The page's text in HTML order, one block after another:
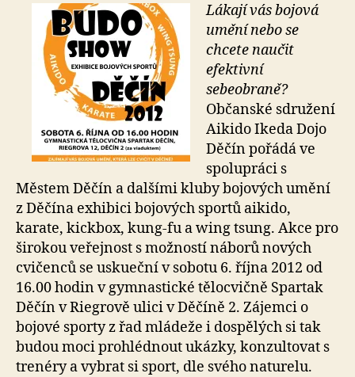
Lákají vás bojová
umění nebo se
chcete naučit
efektivní
sebeobraně?
Občanské sdružení
Aikido Ikeda Dojo
Děčín pořádá ve
spolupráci s
Městem Děčín a dalšími kluby bojových umění
z Děčína exhibici bojových sportů aikido,
karate, kickbox, kung-fu a wing tsung. Akce pro
širokou veřejnost s možností náborů nových
cvičenců se uskueční v sobotu 6. října 2012 od
16.00 hodin v gymnastické tělocvičně Spartak
Děčín v Riegrově ulici v Děčíně 2. Zájemci o
bojové sporty z řad mládeže i dospělých si tak
budou moci prohlédnout ukázky, konzultovat s
trenéry a vybrat si sport, dle svého naturelu.